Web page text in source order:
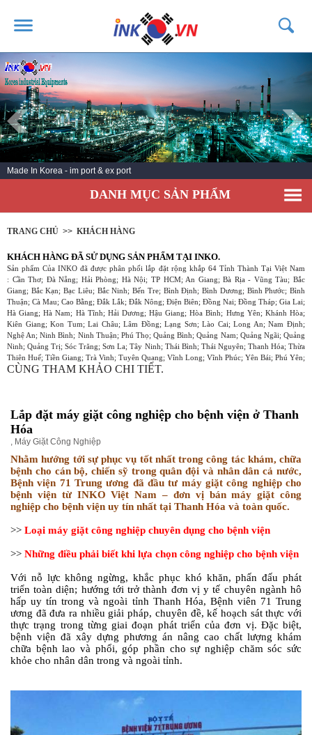
TRANG CHỦ
GIỚI THIỆU
SẢN PHẨM
DỊCH VỤ
TIN TỨC
KHÁCH HÀNG
Made In Korea - im port & ex port
DANH MỤC SẢN PHẨM
TRANG CHỦ >> KHÁCH HÀNG
KHÁCH HÀNG ĐÃ SỬ DỤNG SẢN PHẨM TẠI INKO.
Sản phẩm Của INKO đã được phân phối lắp đặt rộng khắp 64 Tỉnh Thành Tại Việt Nam
: Cần Thơ; Đà Nẵng; Hải Phòng; Hà Nội; TP HCM; An Giang; Bà Rịa - Vũng Tàu; Bắc
Giang; Bắc Kạn; Bạc Liêu; Bắc Ninh; Bến Tre; Bình Định; Bình Dương; Bình Phước; Bình
Thuận; Cà Mau; Cao Bằng; Đắk Lắk; Đắk Nông; Điện Biên; Đồng Nai; Đồng Tháp; Gia Lai;
Hà Giang; Hà Nam; Hà Tĩnh; Hải Dương; Hậu Giang; Hòa Bình; Hưng Yên; Khánh Hòa;
Kiên Giang; Kon Tum; Lai Châu; Lâm Đồng; Lạng Sơn; Lào Cai; Long An; Nam Định;
Nghệ An; Ninh Bình; Ninh Thuận; Phú Thọ; Quảng Bình; Quảng Nam; Quảng Ngãi; Quảng
Ninh; Quảng Trị; Sóc Trăng; Sơn La; Tây Ninh; Thái Bình; Thái Nguyên; Thanh Hóa; Thừa
Thiên Huế; Tiền Giang; Trà Vinh; Tuyên Quang; Vĩnh Long; Vĩnh Phúc; Yên Bái; Phú Yên;
CÙNG THAM KHẢO CHI TIẾT.
Lắp đặt máy giặt công nghiệp cho bệnh viện ở Thanh
Hóa
Máy Giặt Công Nghiệp
Nhằm hướng tới sự phục vụ tốt nhất trong công tác khám, chữa
bệnh cho cán bộ, chiến sỹ trong quân đội và nhân dân cả nước,
Bệnh viện 71 Trung ương đã đầu tư máy giặt công nghiệp cho
bệnh viện từ INKO Việt Nam – đơn vị bán máy giặt công
nghiệp cho bệnh viện uy tín nhất tại Thanh Hóa và toàn quốc.
>> Loại máy giặt công nghiệp chuyên dụng cho bệnh viện
>> Những điều phải biết khi lựa chọn công nghiệp cho bệnh viện
Với nỗ lực không ngừng, khắc phục khó khăn, phấn đấu phát
triển toàn diện; hướng tới trở thành đơn vị y tế chuyên ngành hô
hấp uy tín trong và ngoài tỉnh Thanh Hóa, Bệnh viên 71 Trung
ương đã đưa ra nhiều giải pháp, chuyên đề, kế hoạch sát thực với
thực trạng trong từng giai đoạn phát triển của đơn vị. Đặc biệt,
bệnh viện đã xây dựng phương án nâng cao chất lượng khám
chữa bệnh lao và phổi, góp phần cho sự nghiệp chăm sóc sức
khỏe cho nhân dân trong và ngoài tỉnh.